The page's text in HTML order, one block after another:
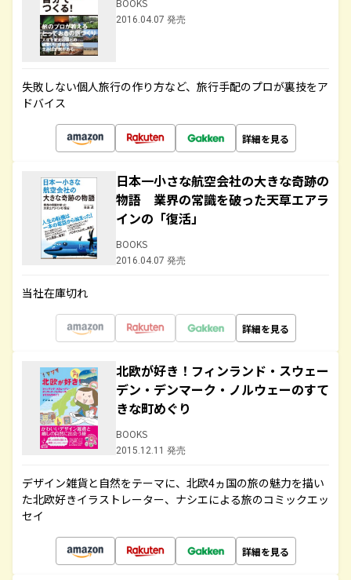
BOOKS
2016.04.07 発売
失敗しない個人旅行の作り方など、旅行手配のプロが裏技をア
ドバイス
詳細を見る
日本一小さな航空会社の大きな奇跡の
物語 業界の常識を破った天草エアラ
インの「復活」
BOOKS
2016.04.07 発売
当社在庫切れ
詳細を見る
北欧が好き！フィンランド・スウェー
デン・デンマーク・ノルウェーのすて
きな町めぐり
BOOKS
2015.12.11 発売
デザイン雑貨と自然をテーマに、北欧4ヵ国の旅の魅力を描い
た北欧好きイラストレーター、ナシエによる旅のコミックエッ
セイ
詳細を見る